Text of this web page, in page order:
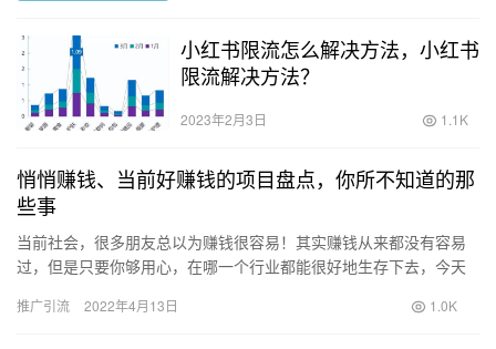
小红书限流怎么解决方法，小红书
限流解决方法？
2023年2月3日 1.1K
悄悄赚钱、当前好赚钱的项目盘点，你所不知道的那
些事
当前社会，很多朋友总以为赚钱很容易！其实赚钱从来都没有容易
过，但是只要你够用心，在哪一个行业都能很好地生存下去，今天
加，…
推广引流 2022年4月13日 1.0K